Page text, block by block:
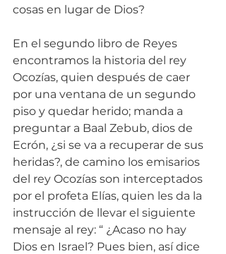
cosas en lugar de Dios?
En el segundo libro de Reyes
encontramos la historia del rey
Ocozías, quien después de caer
por una ventana de un segundo
piso y quedar herido; manda a
preguntar a Baal Zebub, dios de
Ecrón, ¿si se va a recuperar de sus
heridas?, de camino los emisarios
del rey Ocozías son interceptados
por el profeta Elías, quien les da la
instrucción de llevar el siguiente
mensaje al rey: “ ¿Acaso no hay
Dios en Israel? Pues bien, así dice